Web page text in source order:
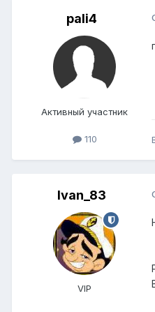
pali4
Активный участник
110
Ivan_83
VIP